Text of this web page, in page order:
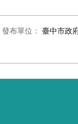
發布單位： 臺中市政